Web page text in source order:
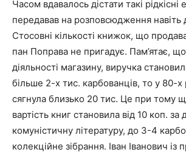
Часом вдавалось дістати такі
передавав на розповсюдження навіть
Стосовні кількості книжок, що
пан Поправа не пригадує. Пам’ятає,
діяльності магазину, виручка
більше 2-х тис. карбованців, то у 80-
сягнула близько 20 тис. Це при тому
вартість книг становила від 10 коп. за
комуністичну літературу, до 3-4
колекційне зібрання. Іван Іванович із